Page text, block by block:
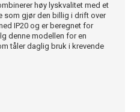
høy lyskvalitet med et
som gjør den billig i drift over
IP20 og er beregnet for
denne modellen for en
tåler daglig bruk i krevende